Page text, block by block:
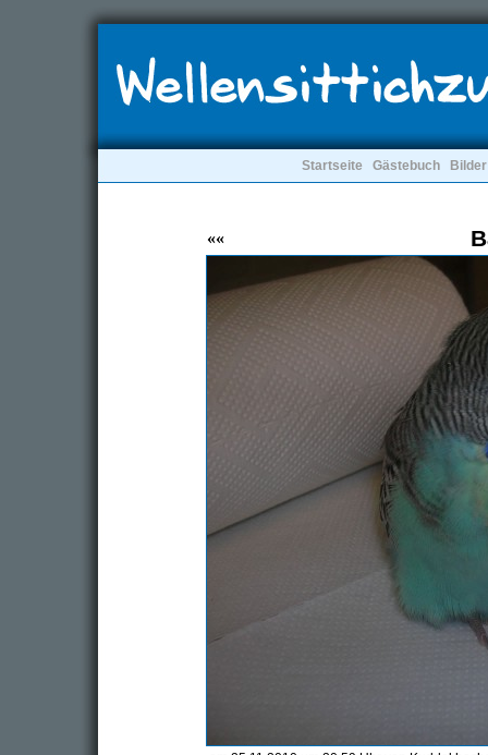
Startseite Gästebuch Bilder
««